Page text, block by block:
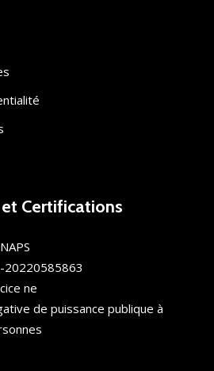
Certifications
20220585863
ne
de puissance publique à